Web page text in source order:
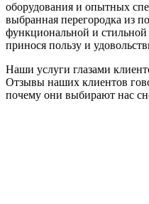
оборудования и опытных
выбранная перегородка из
функциональной и
принося пользу и
Наши услуги глазами
Отзывы наших клиентов
почему они выбирают нас